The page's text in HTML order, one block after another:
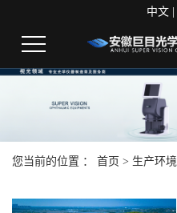
中文
您当前的位置 ： 首页 > 生产环境